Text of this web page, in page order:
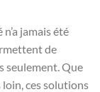
jamais été
de
seulement. Que
ces solutions